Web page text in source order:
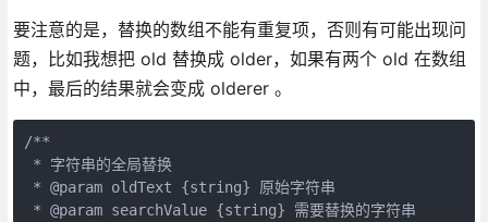
要注意的是，替换的数组不能有重复项，否则有可能出现问
题，比如我想把 old 替换成 older，如果有两个 old 在数组
中，最后的结果就会变成 olderer 。
/**
* 字符串的全局替换
* @param oldText {string} 原始字符串
* @param searchValue {string} 需要替换的字符串